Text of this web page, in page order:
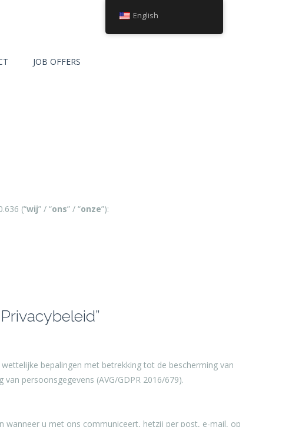
JOB OFFERS
(“wij” / “ons” / “onze”):
bepalingen met betrekking tot de bescherming van
persoonsgegevens (AVG/GDPR 2016/679).
wanneer u met ons communiceert, hetzij per post, e-mail, op
English